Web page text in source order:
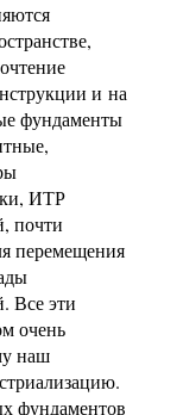
и на
фундаменты
ИТР
почти
перемещения
Все эти
очень
наш
фундаментов